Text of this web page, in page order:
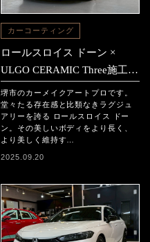
カーコーティング
ロールスロイス ドーン ×
ULGO CERAMIC Three施工事
例
堺市のカーメイクアートプロです。
堂々たる存在感と比類なきラグジュ
アリーを誇る ロールスロイス ドー
ン。その美しいボディをより長く、
より美しく維持す…
2025.09.20